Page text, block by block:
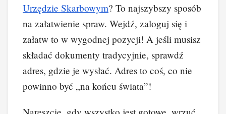
Urzędzie Skarbowym? To najszybszy sposób
na załatwienie spraw. Wejdź, zaloguj się i
załatw to w wygodnej pozycji! A jeśli musisz
składać dokumenty tradycyjnie, sprawdź
adres, gdzie je wysłać. Adres to coś, co nie
powinno być „na końcu świata”!